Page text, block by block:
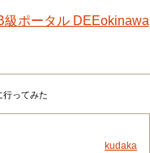
検
行ってみた
kudaka